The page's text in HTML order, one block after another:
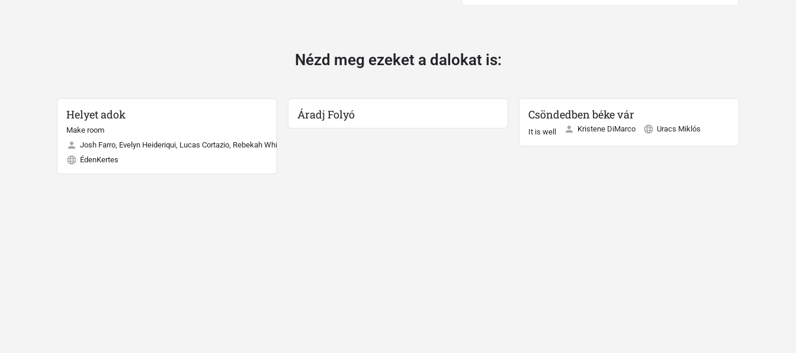
Nézd meg ezeket a dalokat is:
Helyet adok
Make room
Josh Farro, Evelyn Heideriqui, Lucas Cortazio, Rebekah White
ÉdenKertes
Áradj Folyó Csöndedben béke vár
It is well Kristene DiMarco Uracs Miklós